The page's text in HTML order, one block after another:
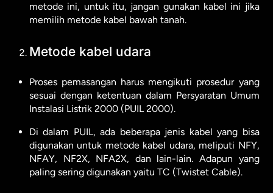
metode ini, untuk itu, jangan gunakan kabel ini jika
memilih metode kabel bawah tanah.
Metode kabel udara
Proses pemasangan harus mengikuti prosedur yang
sesuai dengan ketentuan dalam Persyaratan Umum
Instalasi Listrik 2000 (PUIL 2000).
Di dalam PUIL, ada beberapa jenis kabel yang bisa
digunakan untuk metode kabel udara, meliputi NFY,
NFAY, NF2X, NFA2X, dan lain-lain. Adapun yang
paling sering digunakan yaitu TC (Twistet Cable).